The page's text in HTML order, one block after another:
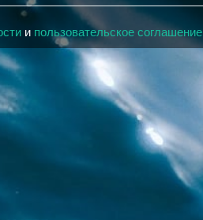
и пользовательское соглашение